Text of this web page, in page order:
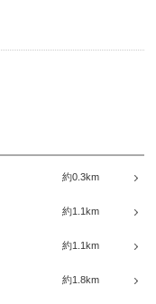
約0.3km
約1.1km
約1.1km
約1.8km